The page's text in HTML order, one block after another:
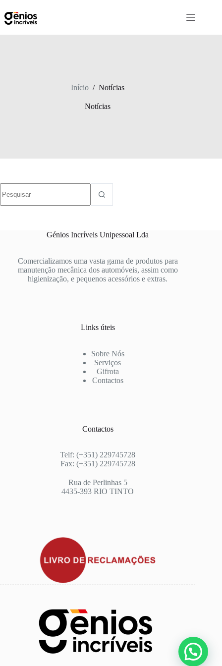
Início / Notícias
Notícias
Génios Incríveis Unipessoal Lda
Comercializamos uma vasta gama de produtos para
manutenção mecânica dos automóveis, assim como
higienização, e pequenos acessórios e extras.
Links úteis
Sobre Nós
Serviços
Gifrota
Contactos
Contactos
Telf: (+351) 229745728
Fax: (+351) 229745728
Rua de Perlinhas 5
4435-393 RIO TINTO